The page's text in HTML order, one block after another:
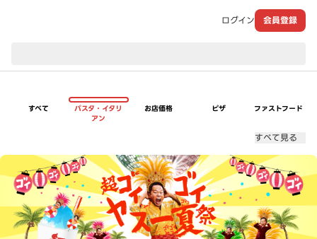
ログイン 会員登録
すべて
パスタ・イタリ
アン
お店価格 ピザ ファストフード
すべて見る
超ゴイゴイヤスー夏祭